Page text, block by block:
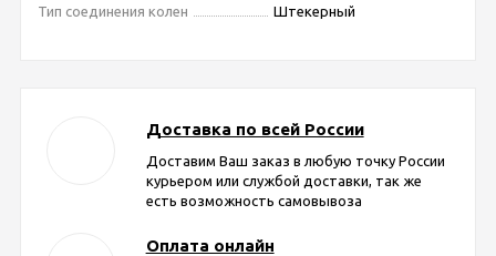
Тип соединения колен
Штекерный
Доставка по всей России
Доставим Ваш заказ в любую точку России
курьером или службой доставки, так же
есть возможность самовывоза
Оплата онлайн